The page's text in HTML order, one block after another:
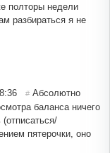
полторы недели
разбираться я не
# Абсолютно
баланса ничего
пятерочки, оно